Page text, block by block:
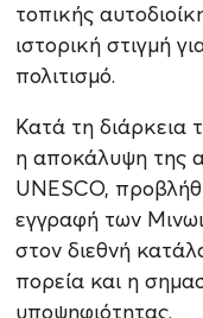
τοπικής
ιστορική στιγμή
πολιτισμό.
Κατά τη διάρκεια
η αποκάλυψη της
UNESCO,
εγγραφή των
στον διεθνή
πορεία και η
υποψηφιότητας.